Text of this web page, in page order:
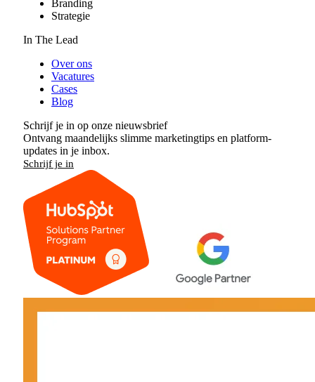
Branding
Strategie
In The Lead
Over ons
Vacatures
Cases
Blog
Schrijf je in op onze nieuwsbrief
Ontvang maandelijks slimme marketingtips en platform-
updates in je inbox.
Schrijf je in